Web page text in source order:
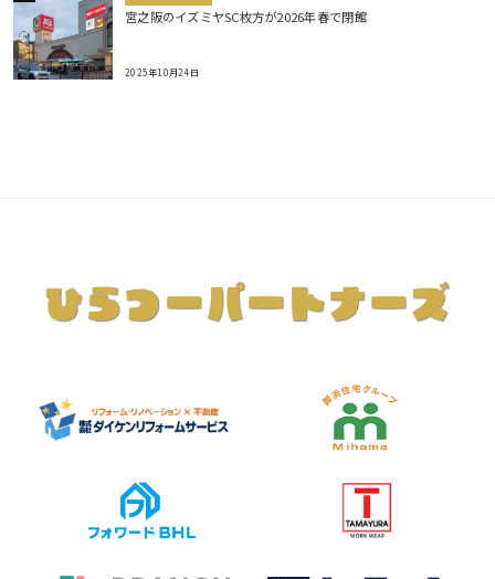
宮之阪のイズミヤSC枚方が2026年春で閉館
2025年10月24日